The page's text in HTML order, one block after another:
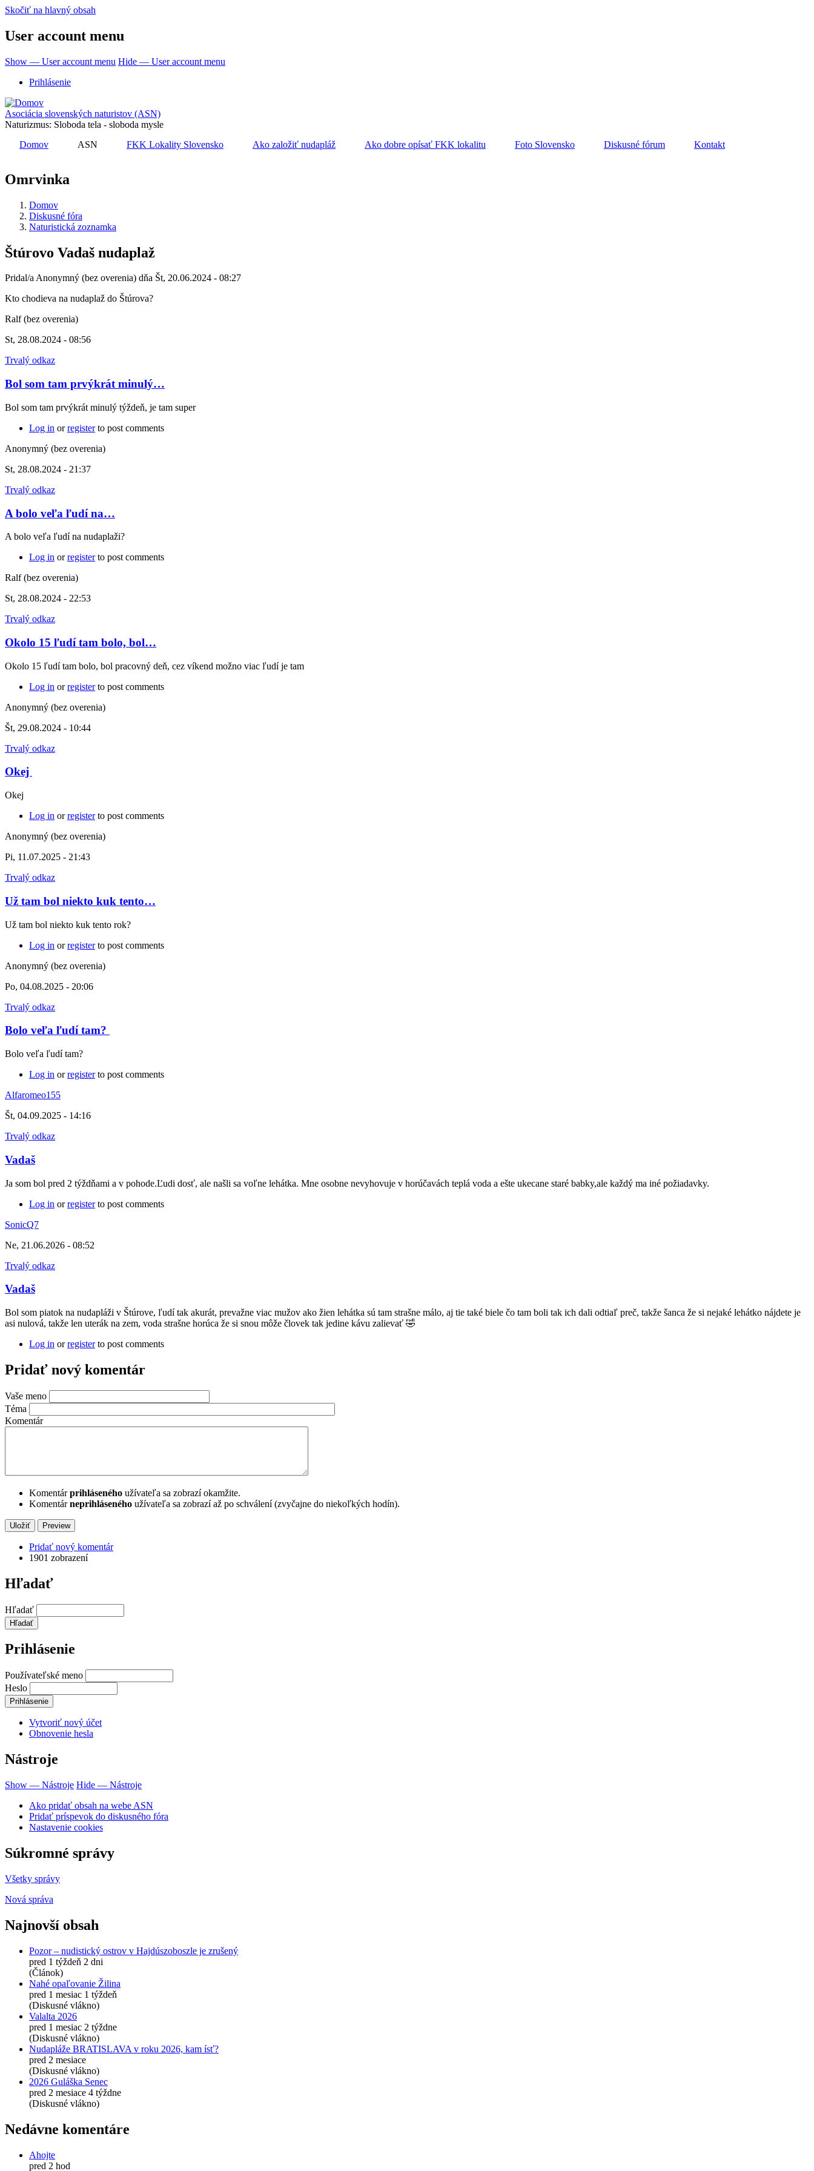
Skočiť na hlavný obsah
User account menu
Show — User account menu Hide — User account menu
Prihlásenie
Asociácia slovenských naturistov (ASN)
Naturizmus: Sloboda tela - sloboda mysle
Domov
ASN FKK Lokality Slovensko Ako založiť nudapláž Ako dobre opísať FKK lokalitu Foto Slovensko Diskusné fórum Kontakt
Omrvinka
Domov
Diskusné fóra
Naturistická zoznamka
Štúrovo Vadaš nudaplaž
Pridal/aAnonymný (bez overenia) dňa Št, 20.06.2024 - 08:27
Kto chodieva na nudaplaž do Štúrova?
Ralf (bez overenia)
St, 28.08.2024 - 08:56
Trvalý odkaz
Bol som tam prvýkrát minulý…
Bol som tam prvýkrát minulý týždeň, je tam super
Log in orregisterto post comments
Anonymný (bez overenia)
St, 28.08.2024 - 21:37
Trvalý odkaz
A bolo veľa ľudí na…
A bolo veľa ľudí na nudaplaži?
Log in orregisterto post comments
Ralf (bez overenia)
St, 28.08.2024 - 22:53
Trvalý odkaz
Okolo 15 ľudí tam bolo, bol…
Okolo 15 ľudí tam bolo, bol pracovný deň, cez víkend možno viac ľudí je tam
Log in orregisterto post comments
Anonymný (bez overenia)
Št, 29.08.2024 - 10:44
Trvalý odkaz
Okej
Okej
Log in orregisterto post comments
Anonymný (bez overenia)
Pi, 11.07.2025 - 21:43
Trvalý odkaz
Už tam bol niekto kuk tento…
Už tam bol niekto kuk tento rok?
Log in orregisterto post comments
Anonymný (bez overenia)
Po, 04.08.2025 - 20:06
Trvalý odkaz
Bolo veľa ľudí tam?
Bolo veľa ľudí tam?
Log in orregisterto post comments
Alfaromeo155
Št, 04.09.2025 - 14:16
Trvalý odkaz
Vadaš
Ja som bol pred 2 týždňami a v pohode.Ľudi dosť, ale našli sa voľne lehátka. Mne osobne nevyhovuje v horúčavách teplá voda a ešte ukecane staré babky,ale každý ma iné požiadavky.
Log in orregisterto post comments
SonicQ7
Ne, 21.06.2026 - 08:52
Trvalý odkaz
Vadaš
Bol som piatok na nudapláži v Štúrove, ľudí tak akurát, prevažne viac mužov ako žien lehátka sú tam strašne málo, aj tie také biele čo tam boli tak ich dali odtiaľ preč, takže šanca že si nejaké lehátko nájdete je
asi nulová, takže len uterák na zem, voda strašne horúca že si snou môže človek tak jedine kávu zalievať 🤣
Log in orregisterto post comments
Pridať nový komentár
Vaše meno
Téma
Komentár
Komentárprihláseného užívateľa sa zobrazí okamžite.
Komentárneprihláseného užívateľa sa zobrazí až po schválení (zvyčajne do niekoľkých hodín).
Pridať nový komentár
1901 zobrazení
Hľadať
Hľadať
Prihlásenie
Používateľské meno
Heslo
Vytvoriť nový účet
Obnovenie hesla
Nástroje
Show — Nástroje Hide — Nástroje
Ako pridať obsah na webe ASN
Pridať príspevok do diskusného fóra
Nastavenie cookies
Súkromné správy
Všetky správy
Nová správa
Najnovší obsah
Pozor – nudistický ostrov v Hajdúszoboszle je zrušený
pred 1 týždeň 2 dni
(Článok)
Nahé opaľovanie Žilina
pred 1 mesiac 1 týždeň
(Diskusné vlákno)
Valalta 2026
pred 1 mesiac 2 týždne
(Diskusné vlákno)
Nudapláže BRATISLAVA v roku 2026, kam ísť?
pred 2 mesiace
(Diskusné vlákno)
2026 Guláška Senec
pred 2 mesiace 4 týždne
(Diskusné vlákno)
Nedávne komentáre
Ahojte
pred 2 hod